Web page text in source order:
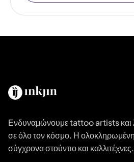
Ενδυναμώνουμε tattoo artists και
σε όλο τον κόσμο. Η
σύγχρονα στούντιο και καλλιτέχνες.